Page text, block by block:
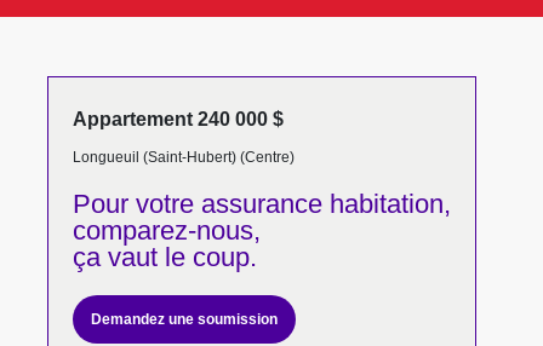
Appartement 240 000 $
Longueuil (Saint-Hubert) (Centre)
Pour votreassurance habitation,
comparez-nous,
ça vaut le coup.
Demandez une soumission